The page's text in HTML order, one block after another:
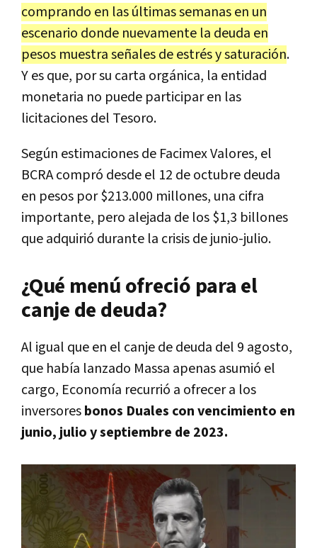
comprando en las últimas semanas en un
escenario donde nuevamente la deuda en
pesos muestra señales de estrés y saturación.
Y es que, por su carta orgánica, la entidad
monetaria no puede participar en las
licitaciones del Tesoro.
Según estimaciones de Facimex Valores, el
BCRA compró desde el 12 de octubre deuda
en pesos por $213.000 millones, una cifra
importante, pero alejada de los $1,3 billones
que adquirió durante la crisis de junio-julio.
¿Qué menú ofreció para el
canje de deuda?
Al igual que en el canje de deuda del 9 agosto,
que había lanzado Massa apenas asumió el
cargo, Economía recurrió a ofrecer a los
inversoresbonos Duales con vencimiento en
junio, julio y septiembre de 2023.